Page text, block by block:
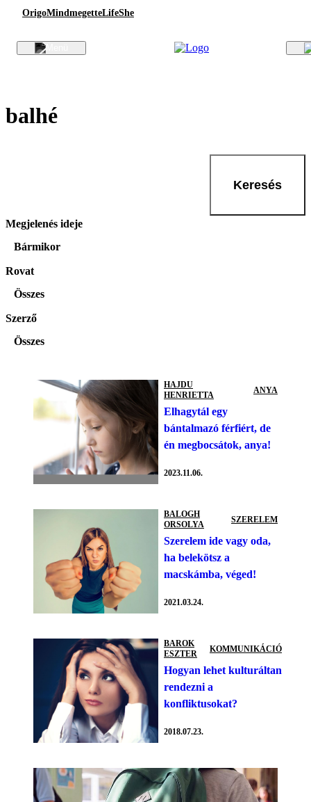
OrigoMindmegetteLifeShe
balhé
Keresés
Megjelenés ideje
Bármikor
Rovat
Összes
Szerző
Összes
HAJDU
HENRIETTA
ANYA
Elhagytál egy
bántalmazó férfiért, de
én megbocsátok, anya!
2023.11.06.
BALOGH
ORSOLYA
SZERELEM
Szerelem ide vagy oda,
ha belekötsz a
macskámba, véged!
2021.03.24.
BAROK
ESZTER
KOMMUNIKÁCIÓ
Hogyan lehet kulturáltan
rendezni a
konfliktusokat?
2018.07.23.